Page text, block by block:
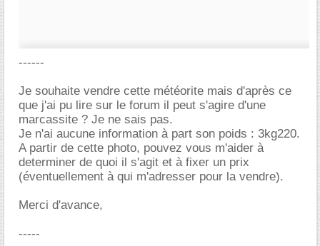
------
Je souhaite vendre cette météorite mais d'après ce
que j'ai pu lire sur le forum il peut s'agire d'une
marcassite ? Je ne sais pas.
Je n'ai aucune information à part son poids : 3kg220.
A partir de cette photo, pouvez vous m'aider à
determiner de quoi il s'agit et à fixer un prix
(éventuellement à qui m'adresser pour la vendre).
Merci d'avance,
-----